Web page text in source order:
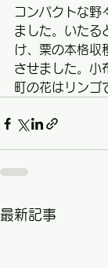
コンパクトな野
ました。いたる
け、栗の本格収
させました。小
町の花はリンゴ
最新記事